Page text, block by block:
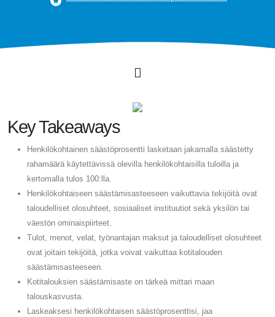
Key Takeaways
Henkilökohtainen säästöprosentti lasketaan jakamalla säästetty
rahamäärä käytettävissä olevilla henkilökohtaisilla tuloilla ja
kertomalla tulos 100:lla.
Henkilökohtaiseen säästämisasteeseen vaikuttavia tekijöitä ovat
taloudelliset olosuhteet, sosiaaliset instituutiot sekä yksilön tai
väestön ominaispiirteet.
Tulot, menot, velat, työnantajan maksut ja taloudelliset olosuhteet
ovat joitain tekijöitä, jotka voivat vaikuttaa kotitalouden
säästämisasteeseen.
Kotitalouksien säästämisaste on tärkeä mittari maan
talouskasvusta.
Laskeaksesi henkilökohtaisen säästöprosenttisi, jaa